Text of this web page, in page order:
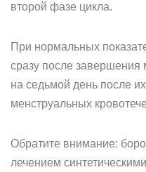
второй фазе цикла.
При нормальных
сразу после
на седьмой день после
менструальных
Обратите внимание:
лечением